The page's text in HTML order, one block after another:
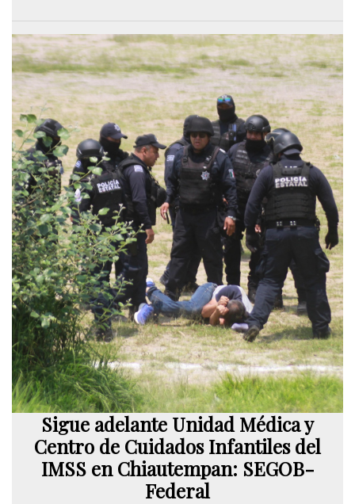
Sigue adelante Unidad Médica y
Centro de Cuidados Infantiles del
IMSS en Chiautempan: SEGOB-
Federal